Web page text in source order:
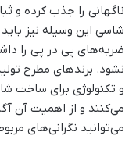
ناگهانی را جذب کرده و
شاسی این وسیله نیز
ضربه‌های پی در پی را
نشود. برندهای مطرح
و تکنولوژی برای ساخت
می‌کنند و از اهمیت آن
می‌توانید نگرانی‌های